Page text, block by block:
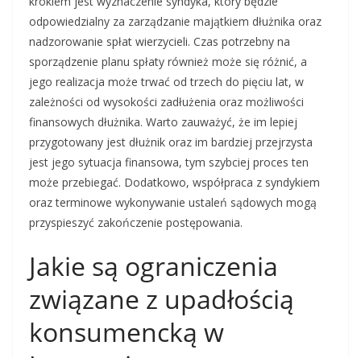
odpowiedzialny za zarządzanie majątkiem dłużnika oraz
nadzorowanie spłat wierzycieli. Czas potrzebny na
sporządzenie planu spłaty również może się różnić, a
jego realizacja może trwać od trzech do pięciu lat, w
zależności od wysokości zadłużenia oraz możliwości
finansowych dłużnika. Warto zauważyć, że im lepiej
przygotowany jest dłużnik oraz im bardziej przejrzysta
jest jego sytuacja finansowa, tym szybciej proces ten
może przebiegać. Dodatkowo, współpraca z syndykiem
oraz terminowe wykonywanie ustaleń sądowych mogą
przyspieszyć zakończenie postępowania.
Jakie są ograniczenia
związane z upadłością
konsumencką w